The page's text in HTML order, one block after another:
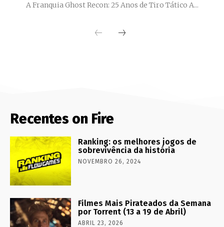
A Franquia Ghost Recon: 25 Anos de Tiro Tático A...
Recentes on Fire
Ranking: os melhores jogos de
sobrevivência da história
NOVEMBRO 26, 2024
Filmes Mais Pirateados da Semana
por Torrent (13 a 19 de Abril)
ABRIL 23, 2026